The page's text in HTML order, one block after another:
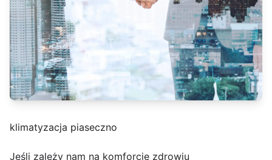
klimatyzacja piaseczno
Jeśli zależy nam na komforcie zdrowiu